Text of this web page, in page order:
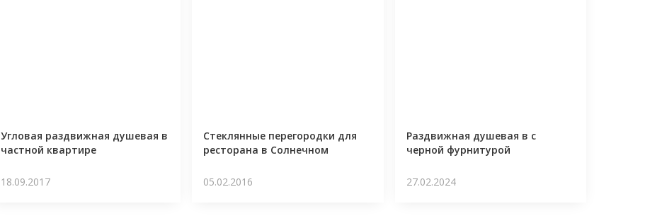
Угловая раздвижная душевая в
частной квартире
18.09.2017
Стеклянные перегородки для
ресторана в Солнечном
05.02.2016
Раздвижная душевая в с
черной фурнитурой
27.02.2024